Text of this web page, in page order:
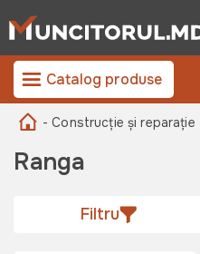
Catalog produse
- Construcție și reparație
Ranga
Filtru